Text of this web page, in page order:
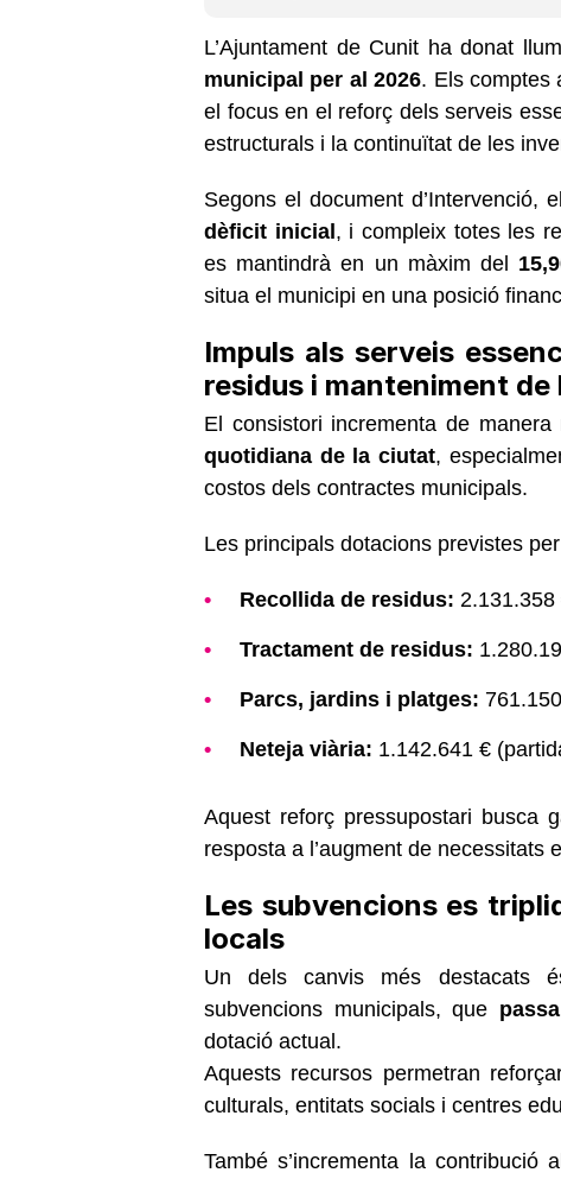
L’Ajuntament de Cunit ha donat
municipal per al 2026. Els comptes
el focus en el reforç dels serveis
estructurals i la continuïtat de les
Segons el document d’Intervenció,
dèficit inicial, i compleix totes les
es mantindrà en un màxim del
situa el municipi en una posició
Impuls als serveis
residus i manteniment de
El consistori incrementa de
quotidiana de la ciutat,
costos dels contractes municipals.
Les principals dotacions previstes
Recollida de residus:
Tractament de residus:
Parcs, jardins i platges:
Neteja viària: 1.142.641 €
Aquest reforç pressupostari busca
resposta a l’augment de necessitats
Les subvencions es
locals
Un dels canvis més destacats
subvencions municipals, que
dotació actual.
Aquests recursos permetran
culturals, entitats socials i centres
També s’incrementa la